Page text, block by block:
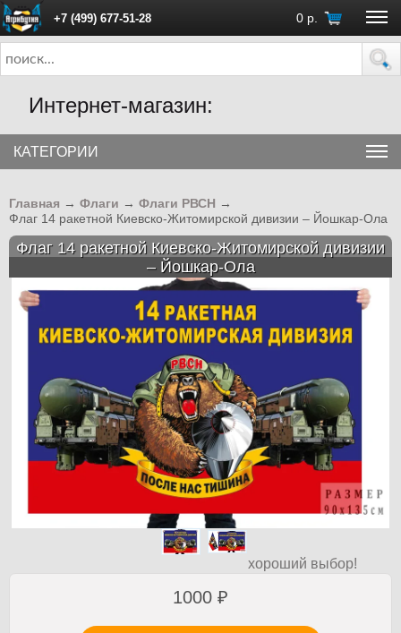
+7 (499) 677-51-28 0 р.
ПН - ПТ с 10:00 до 18:00 (Москва)
Интернет-магазин:
КАТЕГОРИИ
Главная → Флаги → Флаги РВСН →
Флаг 14 ракетной Киевско-Житомирской дивизии – Йошкар-Ола
Флаг 14 ракетной Киевско-Житомирской дивизии
– Йошкар-Ола
хороший выбор!
1000 ₽